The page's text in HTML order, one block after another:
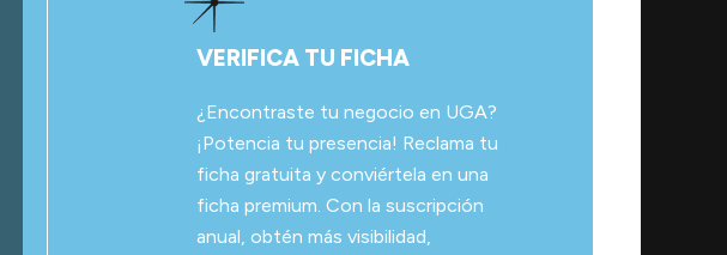
VERIFICA TU FICHA
¿Encontraste tu negocio en UGA?
¡Potencia tu presencia! Reclama tu
ficha gratuita y conviértela en una
ficha premium. Con la suscripción
anual, obtén más visibilidad,